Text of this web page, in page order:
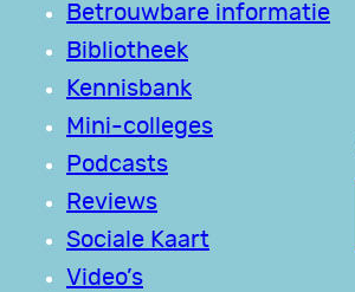
Betrouwbare informatie
Bibliotheek
Kennisbank
Mini-colleges
Podcasts
Reviews
Sociale Kaart
Video’s